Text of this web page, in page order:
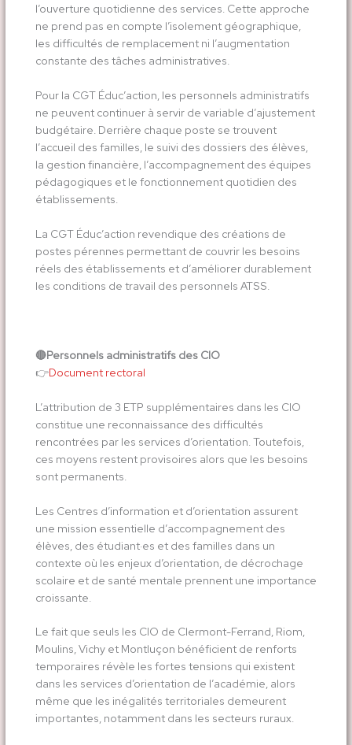
l’ouverture quotidienne des services. Cette approche
ne prend pas en compte l’isolement géographique,
les difficultés de remplacement ni l’augmentation
constante des tâches administratives.
Pour la CGT Éduc’action, les personnels administratifs
ne peuvent continuer à servir de variable d’ajustement
budgétaire. Derrière chaque poste se trouvent
l’accueil des familles, le suivi des dossiers des élèves,
la gestion financière, l’accompagnement des équipes
pédagogiques et le fonctionnement quotidien des
établissements.
La CGT Éduc’action revendique des créations de
postes pérennes permettant de couvrir les besoins
réels des établissements et d’améliorer durablement
les conditions de travail des personnels ATSS.
🔴Personnels administratifs des CIO
​👉​Document rectoral
L’attribution de 3 ETP supplémentaires dans les CIO
constitue une reconnaissance des difficultés
rencontrées par les services d’orientation. Toutefois,
ces moyens restent provisoires alors que les besoins
sont permanents.
Les Centres d’information et d’orientation assurent
une mission essentielle d’accompagnement des
élèves, des étudiant·es et des familles dans un
contexte où les enjeux d’orientation, de décrochage
scolaire et de santé mentale prennent une importance
croissante.
Le fait que seuls les CIO de Clermont-Ferrand, Riom,
Moulins, Vichy et Montluçon bénéficient de renforts
temporaires révèle les fortes tensions qui existent
dans les services d’orientation de l’académie, alors
même que les inégalités territoriales demeurent
importantes, notamment dans les secteurs ruraux.